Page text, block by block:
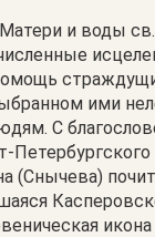
и воды св.
ими
С
Петербургского
(Снычева)